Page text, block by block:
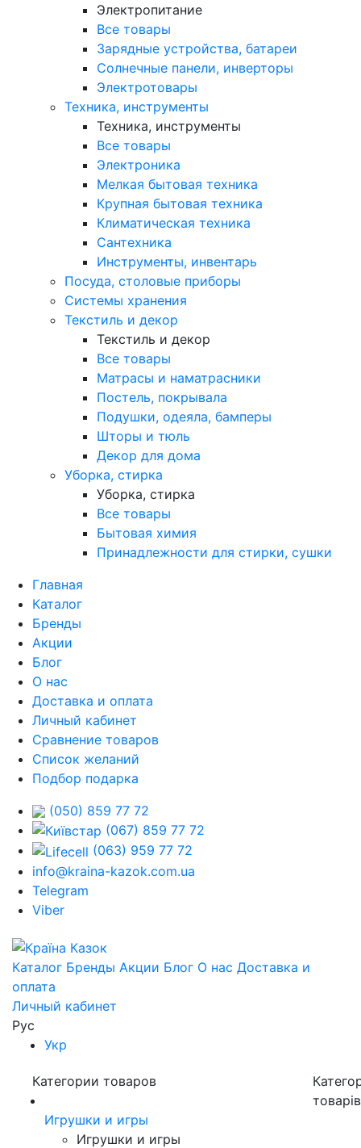
Электропитание
Все товары
Зарядные устройства, батареи
Солнечные панели, инверторы
Электротовары
Техника, инструменты
Техника, инструменты
Все товары
Электроника
Мелкая бытовая техника
Крупная бытовая техника
Климатическая техника
Сантехника
Инструменты, инвентарь
Посуда, столовые приборы
Системы хранения
Текстиль и декор
Текстиль и декор
Все товары
Матрасы и наматрасники
Постель, покрывала
Подушки, одеяла, бамперы
Шторы и тюль
Декор для дома
Уборка, стирка
Уборка, стирка
Все товары
Бытовая химия
Принадлежности для стирки, сушки
Главная
Каталог
Бренды
Акции
Блог
О нас
Доставка и оплата
Личный кабинет
Сравнение товаров
Список желаний
Подбор подарка
(050) 859 77 72
(067) 859 77 72
(063) 959 77 72
info@kraina-kazok.com.ua
Telegram
Viber
Каталог Бренды Акции Блог О нас Доставка и
оплата
Личный кабинет
Рус
Укр
Категории товаров
Игрушки и игры
Игрушки и игры
товарів